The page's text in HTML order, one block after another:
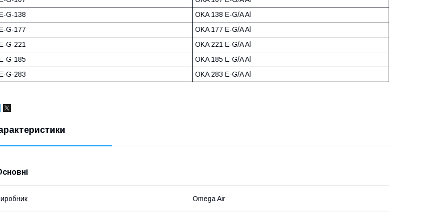
G-138
OKA 138 E-G/A Al
G-177
OKA 177 E-G/A Al
G-221
OKA 221 E-G/A Al
G-185
OKA 185 E-G/A Al
G-283
OKA 283 E-G/A Al
Omega Air